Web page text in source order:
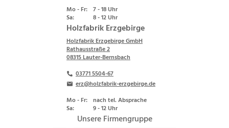
Mo - Fr: 7 - 18 Uhr
Sa:
8 - 12 Uhr
Holzfabrik Erzgebirge
Holzfabrik Erzgebirge GmbH
Rathausstraße 2
08315 Lauter-Bernsbach
03771 5504-67
erz@holzfabrik-erzgebirge.de
Mo - Fr: nach tel. Absprache
Sa:
9 - 12 Uhr
Unsere Firmengruppe